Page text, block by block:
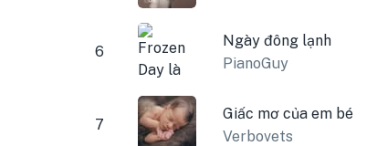
6
Ngày đông lạnh
PianoGuy
7
Giấc mơ của em bé
Verbovets